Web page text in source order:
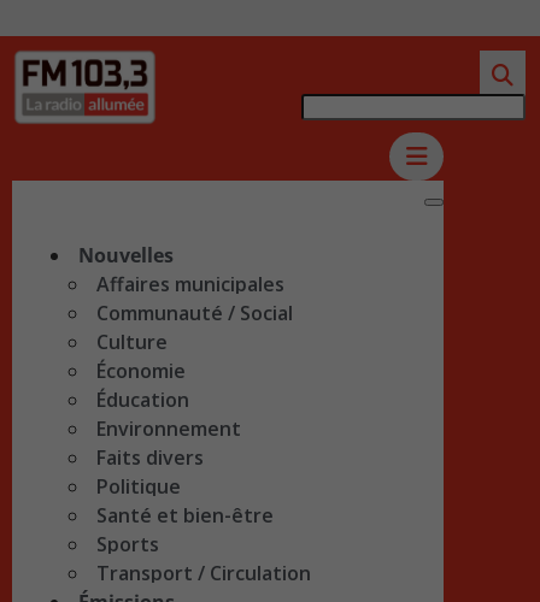
Nouvelles
Affaires municipales
Communauté / Social
Culture
Économie
Éducation
Environnement
Faits divers
Politique
Santé et bien-être
Sports
Transport / Circulation